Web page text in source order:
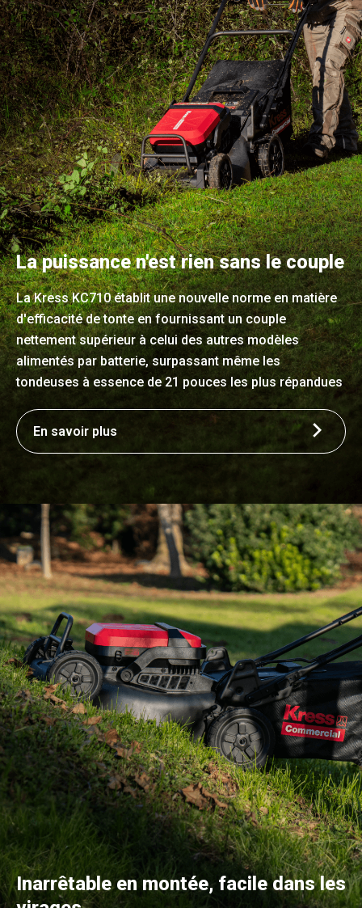
La puissance n'est rien sans le couple
La Kress KC710 établit une nouvelle norme en matière
d'efficacité de tonte en fournissant un couple
nettement supérieur à celui des autres modèles
alimentés par batterie, surpassant même les
tondeuses à essence de 21 pouces les plus répandues
En savoir plus
Inarrêtable en montée, facile dans les